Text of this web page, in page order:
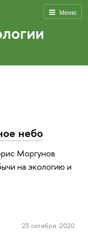
Меню
небо
Моргунов
на экологию и
23 октября 2020